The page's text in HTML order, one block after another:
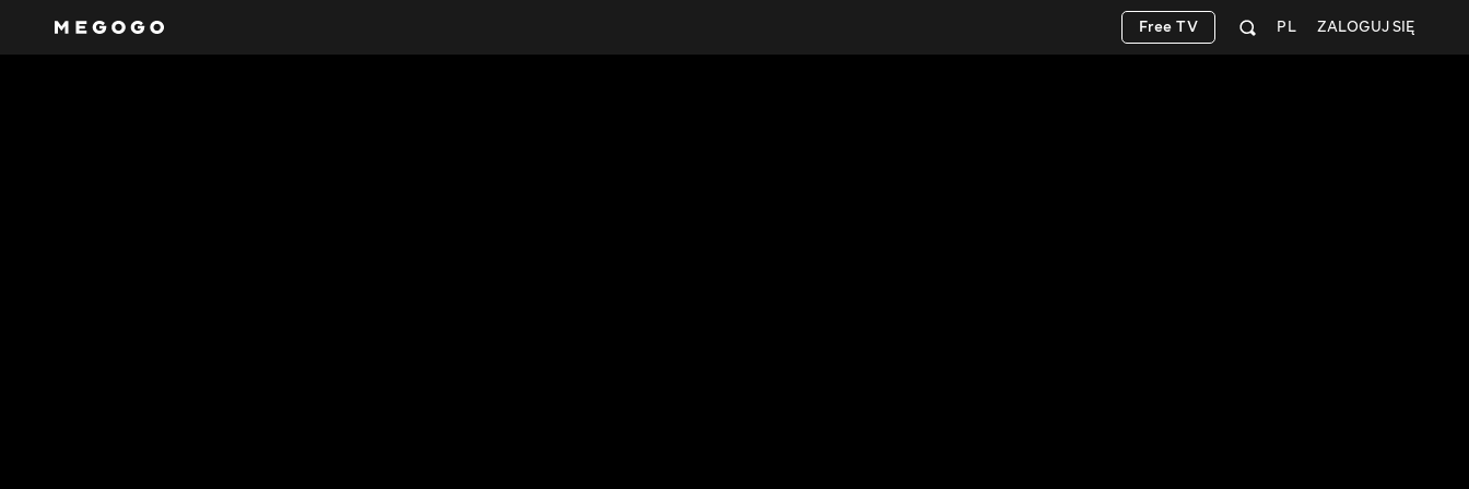
ZALOGUJ SIĘ
PL
Free TV